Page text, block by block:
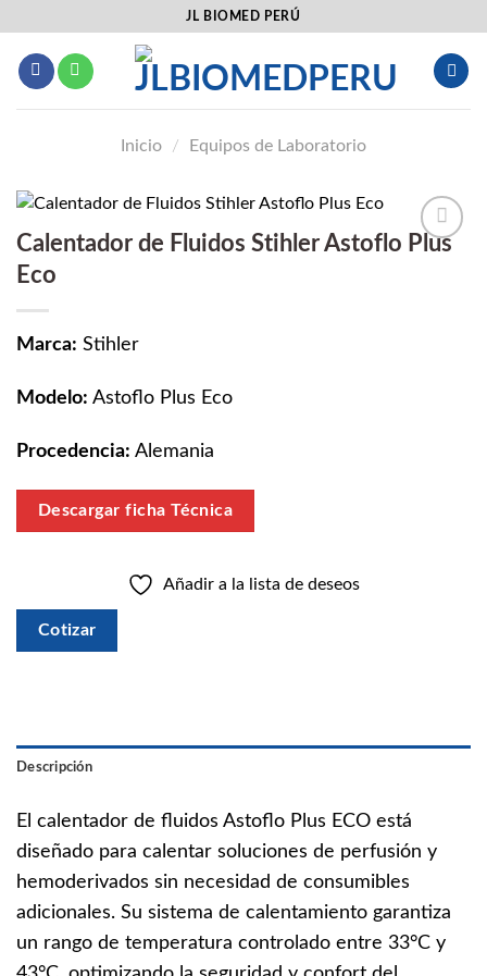
contenido
JL BIOMED PERÚ
Inicio / Equipos de Laboratorio
Calentador de Fluidos Stihler Astoflo Plus
Eco
Marca: Stihler
Modelo: Astoflo Plus Eco
Procedencia: Alemania
Descargar ficha Técnica
Añadir a la lista de deseos
Cotizar
Descripción
El calentador de fluidos Astoflo Plus ECO está
diseñado para calentar soluciones de perfusión y
hemoderivados sin necesidad de consumibles
adicionales. Su sistema de calentamiento garantiza
un rango de temperatura controlado entre 33°C y